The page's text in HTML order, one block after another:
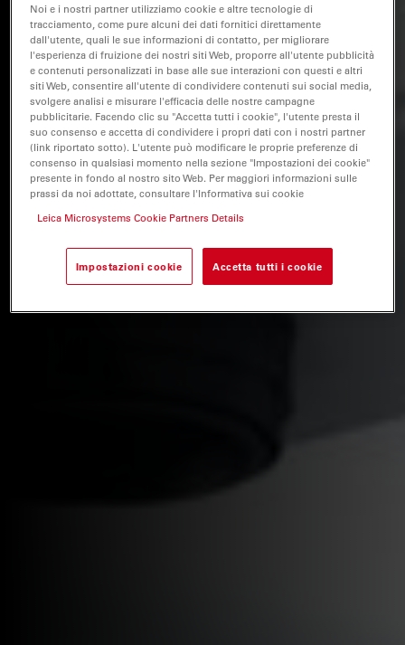
Noi e i nostri partner utilizziamo cookie e altre tecnologie di
tracciamento, come pure alcuni dei dati fornitici direttamente
dall'utente, quali le sue informazioni di contatto, per migliorare
l'esperienza di fruizione dei nostri siti Web, proporre all'utente pubblicità
e contenuti personalizzati in base alle sue interazioni con questi e altri
siti Web, consentire all'utente di condividere contenuti sui social media,
svolgere analisi e misurare l'efficacia delle nostre campagne
pubblicitarie. Facendo clic su "Accetta tutti i cookie", l'utente presta il
suo consenso e accetta di condividere i propri dati con i nostri partner
(link riportato sotto). L'utente può modificare le proprie preferenze di
consenso in qualsiasi momento nella sezione "Impostazioni dei cookie"
presente in fondo al nostro sito Web. Per maggiori informazioni sulle
prassi da noi adottate, consultare l'Informativa sui cookie
Leica Microsystems Cookie Partners Details
Impostazioni cookie Accetta tutti i cookie